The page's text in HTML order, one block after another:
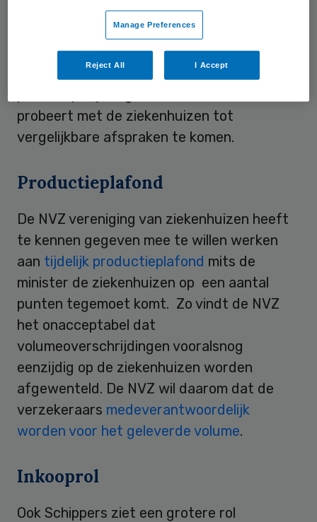
ziekenhuiszorg. Als onderdeel hiervan heeft
de minister in december al afspraken
gemaakt met de medisch specialisten. Hun
honorarium mag met niet meer dan 2,5
probeert met de ziekenhuizen tot
vergelijkbare afspraken te komen.
Productieplafond
De NVZ vereniging van ziekenhuizen heeft
te kennen gegeven mee te willen werken
aan tijdelijk productieplafond mits de
minister de ziekenhuizen op een aantal
punten tegemoet komt. Zo vindt de NVZ
het onacceptabel dat
volumeoverschrijdingen vooralsnog
eenzijdig op de ziekenhuizen worden
afgewenteld. De NVZ wil daarom dat de
verzekeraars medeverantwoordelijk
worden voor het geleverde volume.
Inkooprol
Ook Schippers ziet een grotere rol
Manage Preferences
Reject All I Accept